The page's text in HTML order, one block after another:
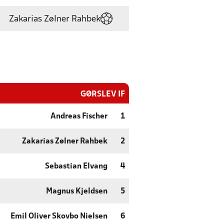
Zakarias Zølner Rahbek
GØRSLEV IF
Andreas Fischer 1
Zakarias Zølner Rahbek 2
Sebastian Elvang 4
Magnus Kjeldsen 5
Emil Oliver Skovbo Nielsen 6